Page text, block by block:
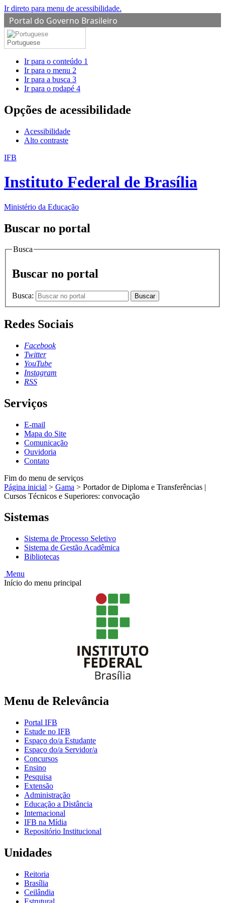
Ir direto para menu de acessibilidade.
Portal do Governo Brasileiro
Portuguese
Ir para o conteúdo 1
Ir para o menu 2
Ir para a busca 3
Ir para o rodapé 4
Opções de acessibilidade
Acessibilidade
Alto contraste
IFB
Instituto Federal de Brasília
Ministério da Educação
Buscar no portal
Busca
Buscar no portal
Busca: Buscar
Redes Sociais
Facebook
Twitter
YouTube
Instagram
RSS
Serviços
E-mail
Mapa do Site
Comunicação
Ouvidoria
Contato
Fim do menu de serviços
Página inicial > Gama > Portador de Diploma e Transferências |
Cursos Técnicos e Superiores: convocação
Sistemas
Sistema de Processo Seletivo
Sistema de Gestão Acadêmica
Bibliotecas
Menu
Início do menu principal
Menu de Relevância
Portal IFB
Estude no IFB
Espaço do/a Estudante
Espaço do/a Servidor/a
Concursos
Ensino
Pesquisa
Extensão
Administração
Educação a Distância
Internacional
IFB na Mídia
Repositório Institucional
Unidades
Reitoria
Brasília
Ceilândia
Estrutural